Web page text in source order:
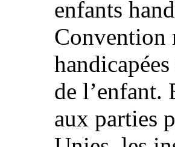
enfants
Convention
de l’enfant.
aux parties